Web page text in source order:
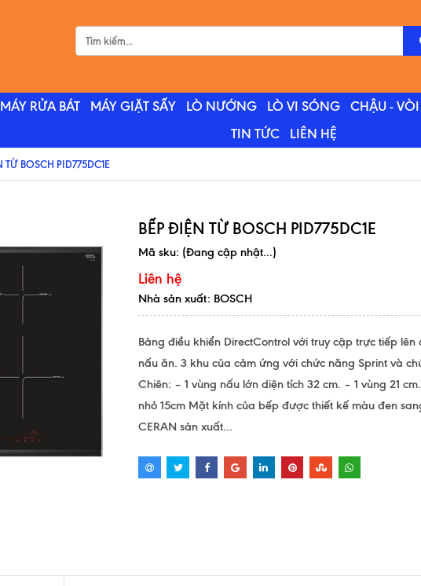
MÁY RỬA BÁT MÁY GIẶT SẤY LÒ NƯỚNG LÒ VI SÓNG CHẬU -
TIN TỨC
LIÊN HỆ
TỪ BOSCH PID775DC1E
BẾP ĐIỆN TỪ BOSCH PID775DC1E
Mã sku: (Đang cập nhật...)
Liên hệ
Nhà sản xuất: BOSCH
Bảng điều khiển DirectControl với truy cập trực tiếp lên
nấu ăn. 3 khu của cảm ứng với chức năng Sprint và
Chiên: – 1 vùng nấu lớn diện tích 32 cm. – 1 vùng 21
nhỏ 15cm Mặt kính của bếp được thiết kế màu đen
CERAN sản xuất...